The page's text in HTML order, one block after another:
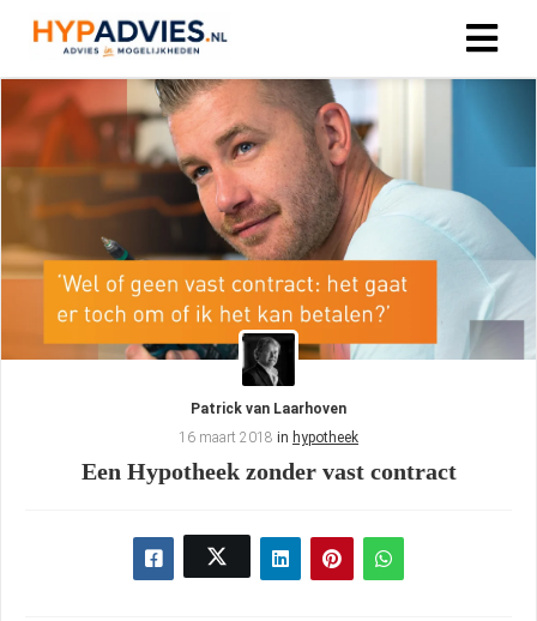
Patrick van Laarhoven
16 maart 2018 in hypotheek
Een Hypotheek zonder vast contract